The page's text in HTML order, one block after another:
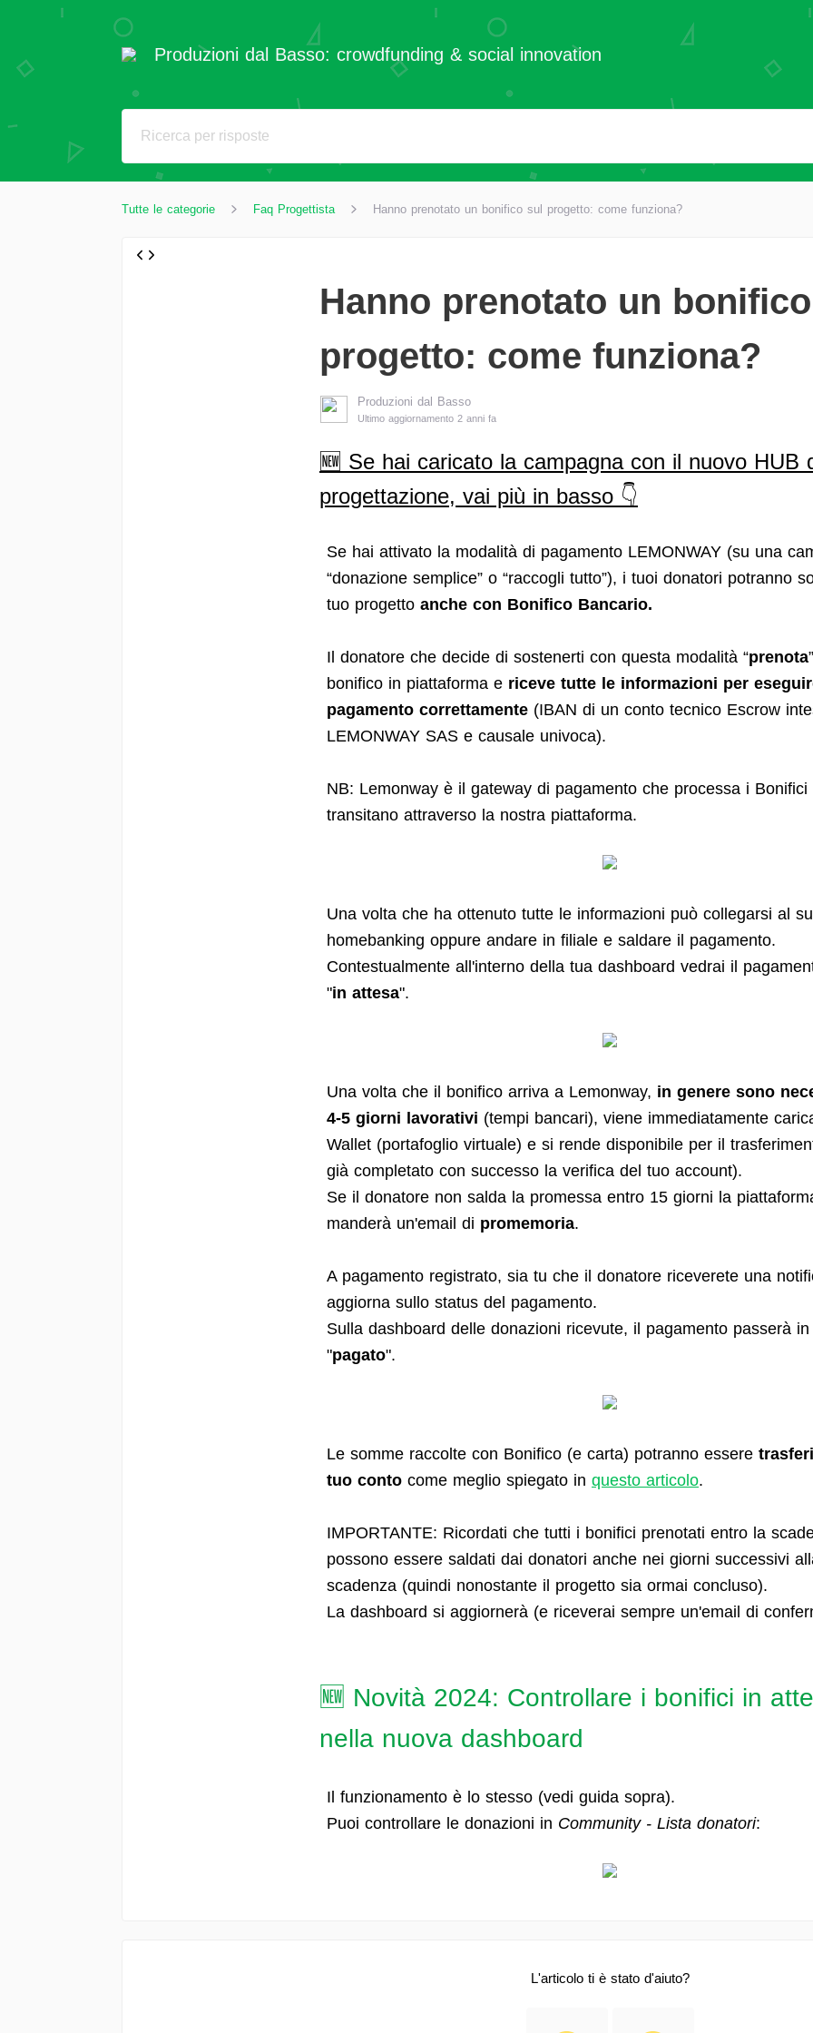
Produzioni dal Basso: crowdfunding & social innovation
Tutte le categorie Faq Progettista Hanno prenotato un bonifico sul progetto: come funziona?
Hanno prenotato un
progetto: come funziona?
Produzioni dal Basso
Ultimo aggiornamento 2 anni fa
🆕 Se hai caricato la campagna con il nuovo HUB
progettazione, vai più in basso 👇
Se hai attivato la modalità di pagamento LEMONWAY (su una
“donazione semplice” o “raccogli tutto”), i tuoi donatori potranno
tuo progetto anche con Bonifico Bancario.
Il donatore che decide di sostenerti con questa modalità “prenota
bonifico in piattaforma e riceve tutte le informazioni per
pagamento correttamente (IBAN di un conto tecnico Escrow
LEMONWAY SAS e causale univoca).
NB: Lemonway è il gateway di pagamento che processa i Bonifici
transitano attraverso la nostra piattaforma.
Una volta che ha ottenuto tutte le informazioni può collegarsi al
homebanking oppure andare in filiale e saldare il pagamento.
Contestualmente all'interno della tua dashboard vedrai il
"in attesa".
Una volta che il bonifico arriva a Lemonway, in genere sono
4-5 giorni lavorativi (tempi bancari), viene immediatamente
Wallet (portafoglio virtuale) e si rende disponibile per il
già completato con successo la verifica del tuo account).
Se il donatore non salda la promessa entro 15 giorni la
manderà un'email di promemoria.
A pagamento registrato, sia tu che il donatore riceverete una
aggiorna sullo status del pagamento.
Sulla dashboard delle donazioni ricevute, il pagamento passerà
"pagato".
Le somme raccolte con Bonifico (e carta) potranno essere
tuo conto come meglio spiegato in questo articolo.
IMPORTANTE: Ricordati che tutti i bonifici prenotati entro la
possono essere saldati dai donatori anche nei giorni successivi
scadenza (quindi nonostante il progetto sia ormai concluso).
La dashboard si aggiornerà (e riceverai sempre un'email di
🆕 Novità 2024: Controllare i bonifici in
nella nuova dashboard
Il funzionamento è lo stesso (vedi guida sopra).
Puoi controllare le donazioni in Community - Lista donatori:
L'articolo ti è stato d'aiuto?